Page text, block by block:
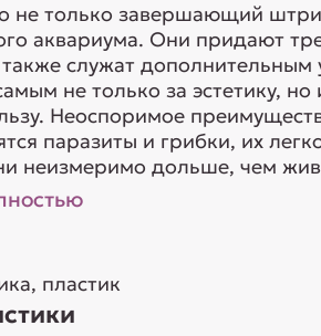
не только завершающий
аквариума. Они придают
служат
не только за эстетику,
Неоспоримое
паразиты и грибки, их
неизмеримо дольше, чем
пластик